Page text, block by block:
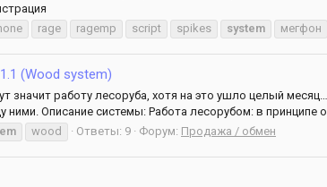
rage ragemp script spikes system мегфон
(Wood system)
значит работу лесоруба, хотя на это ушло целый
Описание системы: Работа лесорубом: в принципе
wood Ответы: 9 Форум: Продажа / обмен